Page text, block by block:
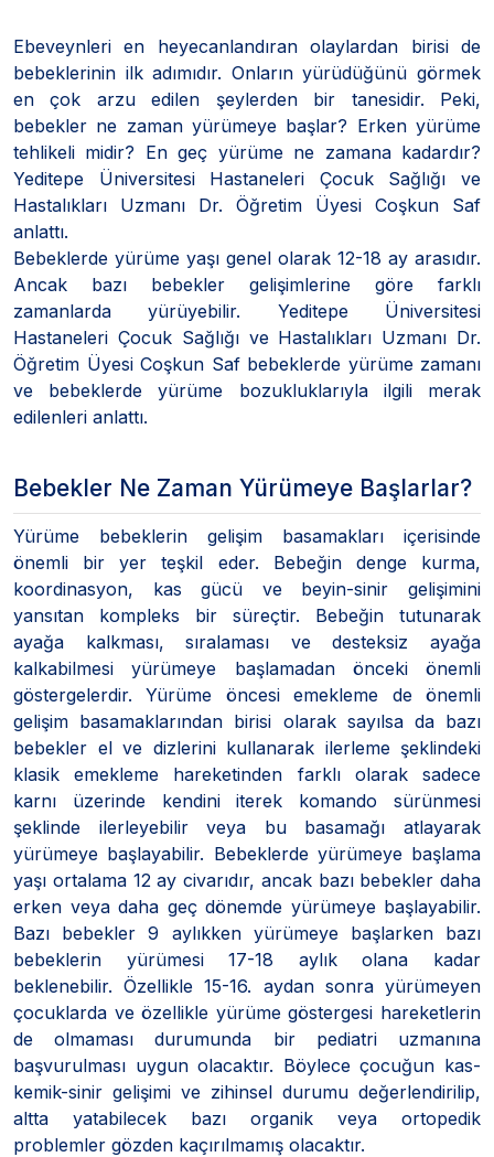
Ebeveynleri en heyecanlandıran olaylardan birisi de
bebeklerinin ilk adımıdır. Onların yürüdüğünü görmek
en çok arzu edilen şeylerden bir tanesidir. Peki,
bebekler ne zaman yürümeye başlar? Erken yürüme
tehlikeli midir? En geç yürüme ne zamana kadardır?
Yeditepe Üniversitesi Hastaneleri Çocuk Sağlığı ve
Hastalıkları Uzmanı Dr. Öğretim Üyesi Coşkun Saf
anlattı.
Bebeklerde yürüme yaşı genel olarak 12-18 ay arasıdır.
Ancak bazı bebekler gelişimlerine göre farklı
zamanlarda yürüyebilir. Yeditepe Üniversitesi
Hastaneleri Çocuk Sağlığı ve Hastalıkları Uzmanı Dr.
Öğretim Üyesi Coşkun Saf bebeklerde yürüme zamanı
ve bebeklerde yürüme bozukluklarıyla ilgili merak
edilenleri anlattı.
Bebekler Ne Zaman Yürümeye Başlarlar?
Yürüme bebeklerin gelişim basamakları içerisinde
önemli bir yer teşkil eder. Bebeğin denge kurma,
koordinasyon, kas gücü ve beyin-sinir gelişimini
yansıtan kompleks bir süreçtir. Bebeğin tutunarak
ayağa kalkması, sıralaması ve desteksiz ayağa
kalkabilmesi yürümeye başlamadan önceki önemli
göstergelerdir. Yürüme öncesi emekleme de önemli
gelişim basamaklarından birisi olarak sayılsa da bazı
bebekler el ve dizlerini kullanarak ilerleme şeklindeki
klasik emekleme hareketinden farklı olarak sadece
karnı üzerinde kendini iterek komando sürünmesi
şeklinde ilerleyebilir veya bu basamağı atlayarak
yürümeye başlayabilir. Bebeklerde yürümeye başlama
yaşı ortalama 12 ay civarıdır, ancak bazı bebekler daha
erken veya daha geç dönemde yürümeye başlayabilir.
Bazı bebekler 9 aylıkken yürümeye başlarken bazı
bebeklerin yürümesi 17-18 aylık olana kadar
beklenebilir. Özellikle 15-16. aydan sonra yürümeyen
çocuklarda ve özellikle yürüme göstergesi hareketlerin
de olmaması durumunda bir pediatri uzmanına
başvurulması uygun olacaktır. Böylece çocuğun kas-
kemik-sinir gelişimi ve zihinsel durumu değerlendirilip,
altta yatabilecek bazı organik veya ortopedik
problemler gözden kaçırılmamış olacaktır.